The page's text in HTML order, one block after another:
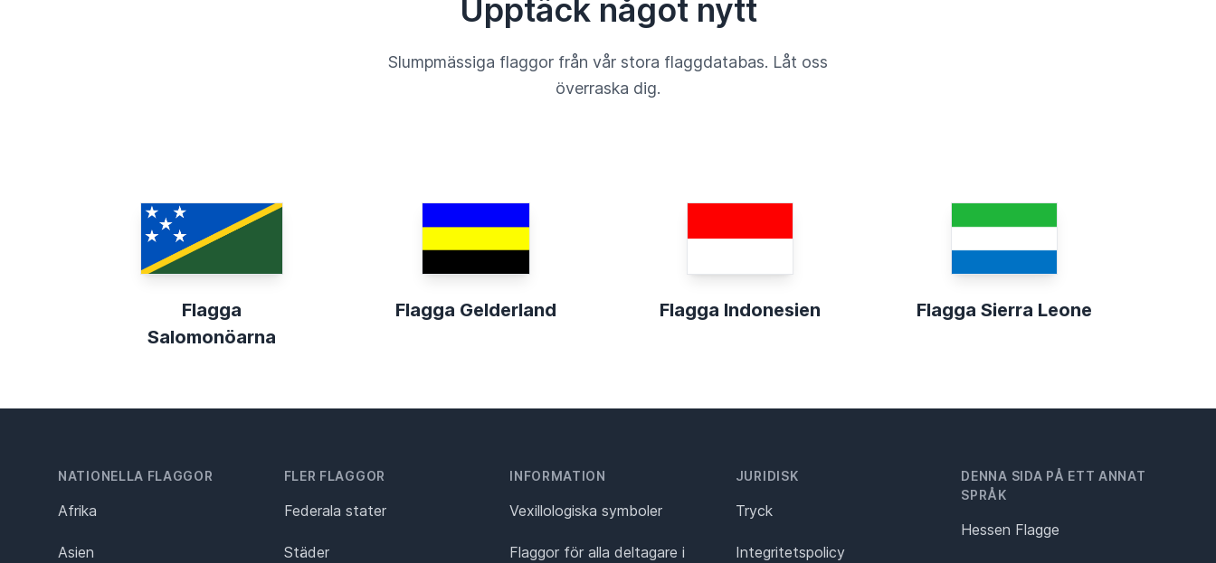
Upptäck något nytt
Slumpmässiga flaggor från vår stora flaggdatabas. Låt oss
överraska dig.
Flagga
Salomonöarna
Flagga Gelderland Flagga Indonesien Flagga Sierra Leone
NATIONELLA FLAGGOR
Afrika
Asien
FLER FLAGGOR
Federala stater
Städer
INFORMATION
Vexillologiska symboler
Flaggor för alla deltagare i
JURIDISK
Tryck
Integritetspolicy
DENNA SIDA PÅ ETT ANNAT
SPRÅK
Hessen Flagge